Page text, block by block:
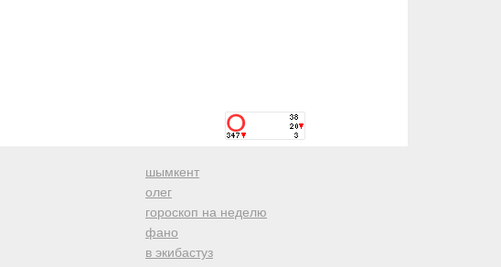
шымкент
олег
гороскоп на неделю
фано
в экибастуз